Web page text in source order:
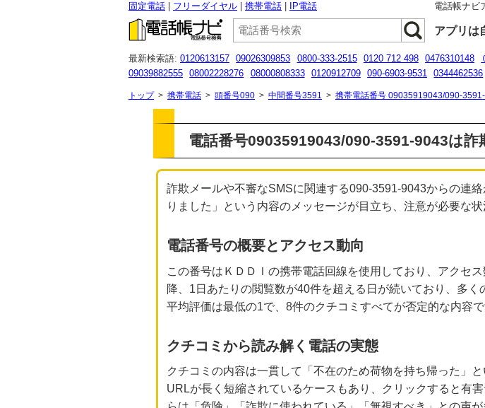
固定電話 フリーダイヤル 携帯電話 IP電話 電話帳ナビ
アプリは
最新検索語: 0120613157 09026309853 0800-333-2515 0120 712 498 0476310148
09039882555
08002228276 08000808333 0120912709 090-6903-9531 0344462536
トップ> 携帯電話 > 頭番号090 > 中間番号3591 > 携帯電話番号 09035919043/090-
電話番号09035919043/090-3591-9043は
詐欺メールや不審なSMSに関連する090-3591-9043からの連
りました」という内容のメッセージが目立ち、注意が必要な
電話番号の概要とアクセス動向
この番号はＫＤＤＩの携帯電話回線を使用しており、アクセ
降、1日あたりの閲覧数が40件を超える日が続いており、多
平均評価は最低の1で、8件のクチコミすべてが否定的な内容で
クチコミから読み解く電話の実態
クチコミの内容は一貫して「不在のため荷物を持ち帰った」
URLが長く短縮されているケースもあり、クリックすると有